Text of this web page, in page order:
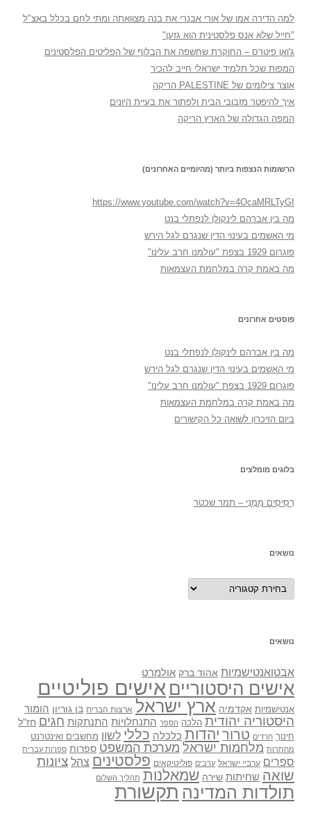
למה הדירה אמו של אורי אבנרי את בנה מצוואתה ומתי לחם בכלל באצ"ל
"חייל שלא אנס פלסטינית הוא גזען"
ג'ואן פיטרס – החוקרת שחשפה את הבלוף של הפליטים הפלסטינים
המפות שכל תלמיד ישראלי חייב להכיר
אוצר צילומים של PALESTINE הריקה
איך להיפטר מזבובי הבית ולפתור את בעיית היונים
המפה הגדולה של הארץ הריקה
הרשומות הנצפות ביותר (מהיומיים האחרונים)
https://www.youtube.com/watch?v=4OcaMRLTyGI
מה בין אברהם לינקולן לנפתלי בנט
מי האשמים בעינוי הדין שנגרם לגל הירש
פוגרום 1929 בצפת "עולמנו חרב עלינו"
מה באמת קרה במלחמת העצמאות
פוסטים אחרונים
מה בין אברהם לינקולן לנפתלי בנט
מי האשמים בעינוי הדין שנגרם לגל הירש
פוגרום 1929 בצפת "עולמנו חרב עלינו"
מה באמת קרה במלחמת העצמאות
ביום הזיכרון לשואה כל הקישורים
בלוגים מומלצים
רְסִיסִים מִמֶנִי – תמר שכטר
נושאים
נושאים
נושאים
אבטואנטישמיות אהוד ברק אולמרט
אישים היסטוריים אישים פוליטיים
אנטישמיות אקדמיה ארץ ישראל ארצות הברית בן גוריון הומור
היסטוריה יהודית הלכה הספר התנחלויות התנתקות חגים חז"ל
חינוך חרדים טרור יהדות כלכלה כללי לשון מחשבים ואינטרנט
מחתרות מלחמות ישראל מערכת המשפט ספרות ספרות עברית
ספרים ערביי ישראל ערבים פוליטיקאים פלסטינים צהל ציונות
שואה שחיתות שירה שמאלנות תהליך השלום
תולדות המדינה תקשורת